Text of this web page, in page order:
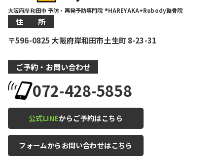
大阪府岸和田市 予防・再発予防専門院 ®HAREYAKA+Rebody整骨院
住 所
〒596-0825 大阪府岸和田市土生町 8-23-31
ご予約・お問い合わせ
072-428-5858
公式LINEからご予約はこちら
フォームからお問い合わせはこちら